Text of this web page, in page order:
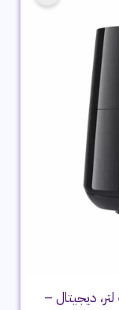
قلاية هوائية فيليبس، 2000 وات، 6.2 لتر، ديجيتال –